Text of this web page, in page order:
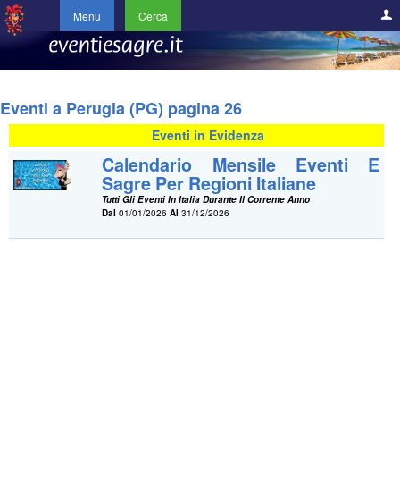
Menu Cerca
Eventi a Perugia (PG) pagina 26
Eventi in Evidenza
Calendario Mensile Eventi E
Sagre Per Regioni Italiane
Tutti Gli Eventi In Italia Durante Il Corrente Anno
Dal 01/01/2026Al 31/12/2026